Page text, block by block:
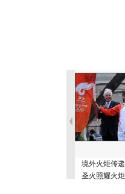
境外火炬传
圣火照耀火